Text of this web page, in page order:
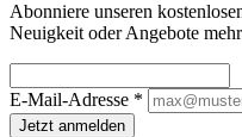
Abonniere unseren
Neuigkeit oder Angebote
E-Mail-Adresse *
Jetzt anmelden